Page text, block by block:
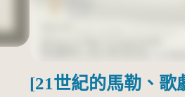
[21世紀的馬勒、歌